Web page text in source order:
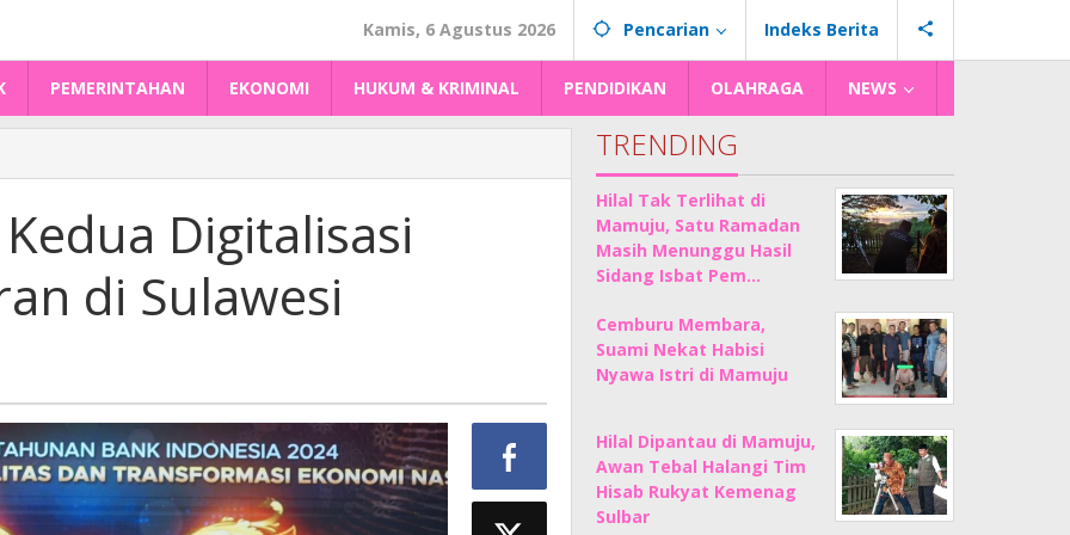
Kamis, 6 Agustus 2026 Pencarian Indeks Berita
PEMERINTAHAN EKONOMI HUKUM & KRIMINAL PENDIDIKAN OLAHRAGA NEWS
Digitalisasi
di Sulawesi
TRENDING
Hilal Tak Terlihat di
Mamuju, Satu Ramadan
Masih Menunggu Hasil
Sidang Isbat Pem…
Cemburu Membara,
Suami Nekat Habisi
Nyawa Istri di Mamuju
Hilal Dipantau di Mamuju,
Awan Tebal Halangi Tim
Hisab Rukyat Kemenag
Sulbar